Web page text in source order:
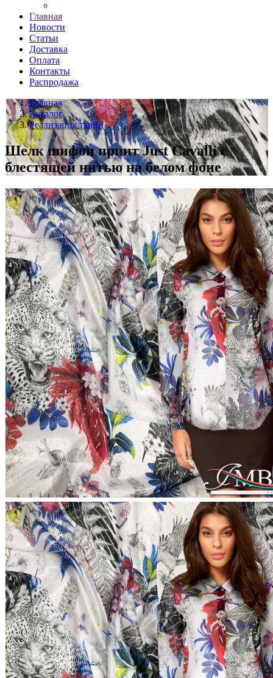
Главная
Новости
Статьи
Доставка
Оплата
Контакты
Распродажа
Главная
Каталог
Реализация ткани
Шелк шифон принт Just Cavalli с
блестящей нитью на белом фоне